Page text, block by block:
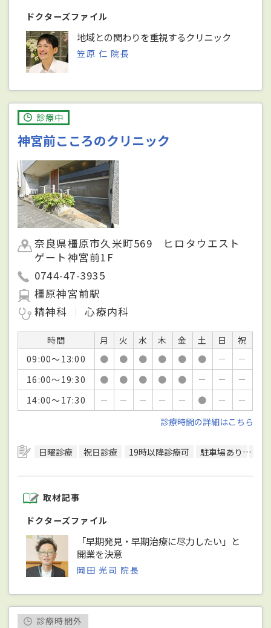
ドクターズファイル
地域との関わりを重視するクリニック
笠原 仁 院長
診療中
神宮前こころのクリニック
奈良県橿原市久米町569 ヒロタウエスト
ゲート神宮前1F
0744-47-3935
橿原神宮前駅
精神科
心療内科
時間 月 火 水 木 金 土 日
祝
09:00～13:00
● ● ● ● ● ● －
－
16:00～19:30
● ● ● ● ● － －
－
14:00～17:30
－ － － － － ● －
－
診療時間の詳細はこちら
日曜診療 祝日診療 19時以降診療可 駐車場あり
取材記事
ドクターズファイル
「早期発見・早期治療に尽力したい」と
開業を決意
岡田 光司 院長
診療時間外